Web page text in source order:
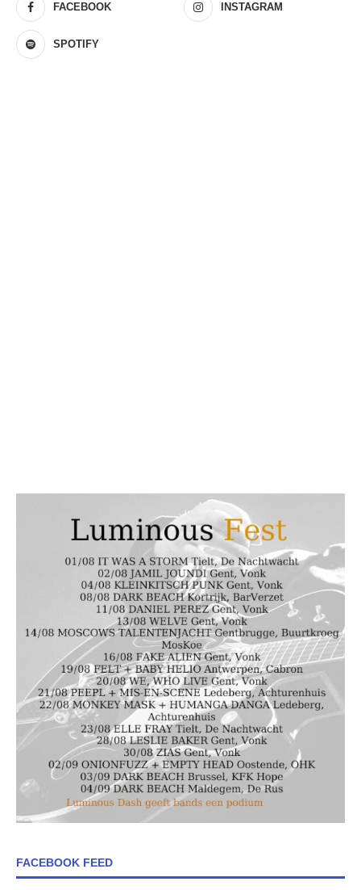
FACEBOOK INSTAGRAM
SPOTIFY
FACEBOOK FEED